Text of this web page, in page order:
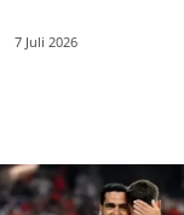
7 Juli 2026